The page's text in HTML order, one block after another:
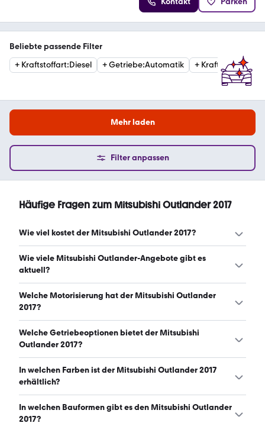
Beliebte passende Filter
+ Kraftstoffart:Diesel +Getriebe:Automatik + Kraftstoffart:
Mehr laden
Filter anpassen
Häufige Fragen zum Mitsubishi Outlander 2017
Wie viel kostet der Mitsubishi Outlander 2017?
Ein guter Preis für einen Mitsubishi Outlander 2017 liegt
zwischen 12.100 € und 16.199 €. (Stand: 9.8.2026)
Wie viele Mitsubishi Outlander-Angebote gibt es
aktuell?
Es gibt insgesamt 71 Mitsubishi Outlander bei mobile.de,
davon 71 Gebraucht- und 0 Neuwagen. (Stand: 9.8.2026)
Welche Motorisierung hat der Mitsubishi Outlander
2017?
Der Mitsubishi Outlander 2017 hat Leistungen zwischen
150 und 182 PS. (Stand: 9.8.2026)
Welche Getriebeoptionen bietet der Mitsubishi
Outlander 2017?
Der Mitsubishi Outlander 2017 ist mit automatischem und
manuellem Getriebe erhältlich. (Stand: 9.8.2026)
In welchen Farben ist der Mitsubishi Outlander 2017
erhältlich?
Den Mitsubishi Outlander 2017 gibt es in folgenden
Farben: weiß, braun, rot, schwarz, silber, grau und blau.
In welchen Bauformen gibt es den Mitsubishi Outlander
2017?